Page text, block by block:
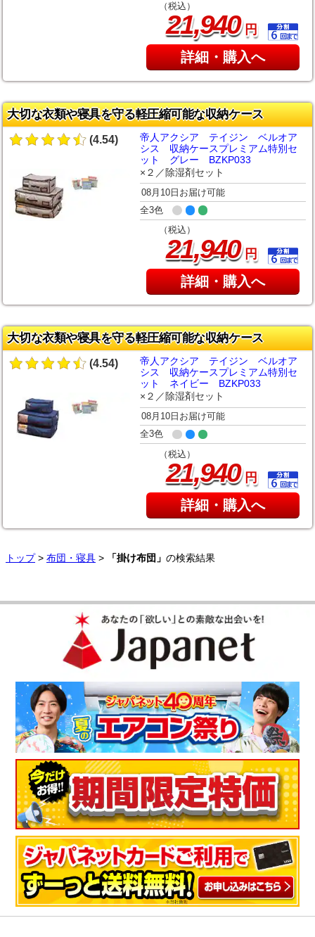
（税込）
21,940円
詳細・購入へ
大切な衣類や寝具を守る軽圧縮可能な収納ケース
(4.54)
帝人アクシア テイジン ベルオア
シス 収納ケースプレミアム特別セ
ット グレー BZKP033
×２／除湿剤セット
08月10日お届け可能
全3色
（税込）
21,940円
詳細・購入へ
大切な衣類や寝具を守る軽圧縮可能な収納ケース
(4.54)
帝人アクシア テイジン ベルオア
シス 収納ケースプレミアム特別セ
ット ネイビー BZKP033
×２／除湿剤セット
08月10日お届け可能
全3色
（税込）
21,940円
詳細・購入へ
トップ> 布団・寝具 > 「掛け布団」 の検索結果